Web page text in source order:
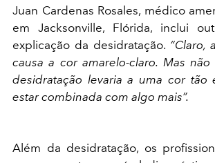
Juan Cardenas Rosales, médico
em Jacksonville, Flórida, inclui
explicação da desidratação. “Claro,
causa a cor amarelo-claro. Mas
desidratação levaria a uma cor tão
estar combinada com algo mais”.
Além da desidratação, os